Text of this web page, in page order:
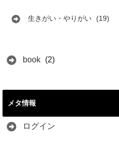
生きがい・やりがい (19)
book (2)
メタ情報
ログイン